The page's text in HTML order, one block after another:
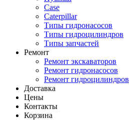
Case
Caterpillar
Типы гидронасосов
Типы гидроцилиндров
Типы запчастей
Ремонт
Ремонт экскаваторов
Ремонт гидронасосов
Ремонт гидроцилиндров
Доставка
Цены
Контакты
Корзина